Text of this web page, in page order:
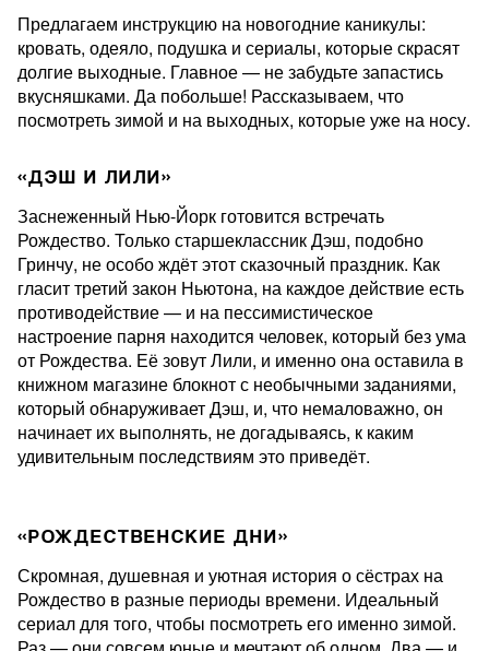
Предлагаем инструкцию на новогодние каникулы:
кровать, одеяло, подушка и сериалы, которые скрасят
долгие выходные. Главное — не забудьте запастись
вкусняшками. Да побольше! Рассказываем, что
посмотреть зимой и на выходных, которые уже на носу.
«ДЭШ И ЛИЛИ»
Заснеженный Нью-Йорк готовится встречать
Рождество. Только старшеклассник Дэш, подобно
Гринчу, не особо ждёт этот сказочный праздник. Как
гласит третий закон Ньютона, на каждое действие есть
противодействие — и на пессимистическое
настроение парня находится человек, который без ума
от Рождества. Её зовут Лили, и именно она оставила в
книжном магазине блокнот с необычными заданиями,
который обнаруживает Дэш, и, что немаловажно, он
начинает их выполнять, не догадываясь, к каким
удивительным последствиям это приведёт.
«РОЖДЕСТВЕНСКИЕ ДНИ»
Скромная, душевная и уютная история о сёстрах на
Рождество в разные периоды времени. Идеальный
сериал для того, чтобы посмотреть его именно зимой.